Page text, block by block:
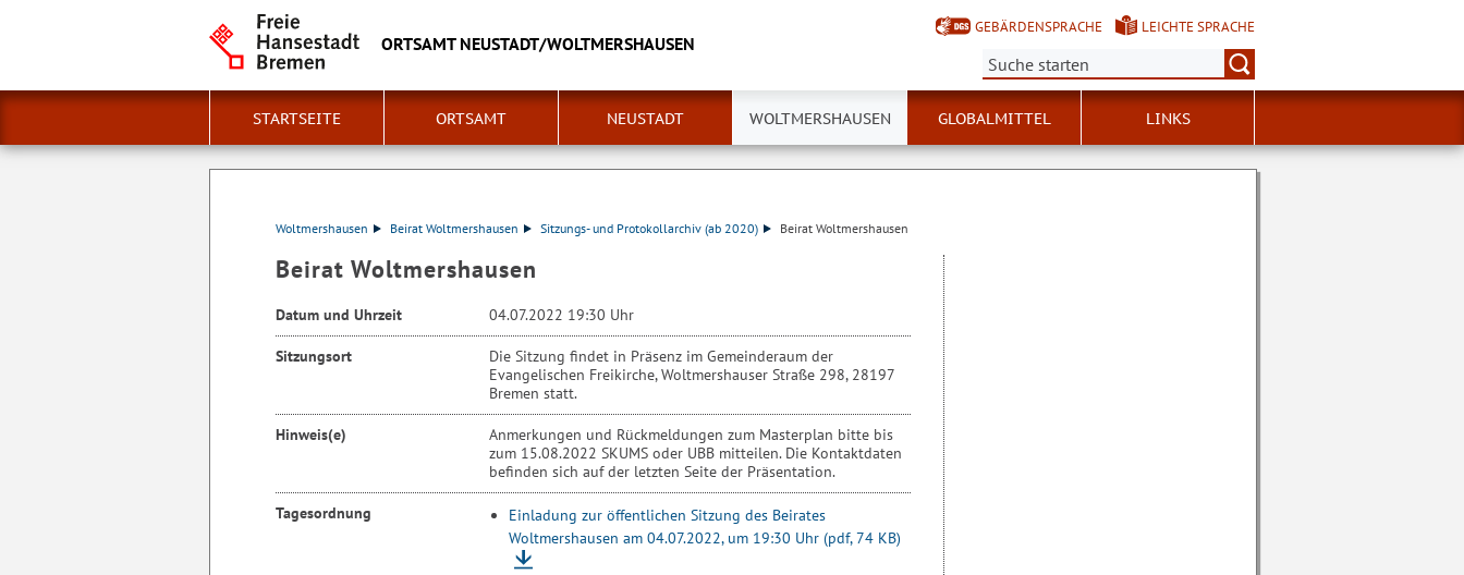
ORTSAMT NEUSTADT/WOLTMERSHAUSEN
GEBÄRDENSPRACHE
LEICHTE SPRACHE
Suche:
STARTSEITE ORTSAMT NEUSTADT WOLTMERSHAUSEN GLOBALMITTEL LINKS
Woltmershausen Beirat Woltmershausen Sitzungs- und Protokollarchiv (ab 2020) Beirat Woltmershausen
Beirat Woltmershausen
Datum und Uhrzeit 04.07.2022 19:30 Uhr
Sitzungsort
Die Sitzung findet in Präsenz im Gemeinderaum der
Evangelischen Freikirche, Woltmershauser Straße 298, 28197
Bremen statt.
Hinweis(e)
Anmerkungen und Rückmeldungen zum Masterplan bitte bis
zum 15.08.2022 SKUMS oder UBB mitteilen. Die Kontaktdaten
befinden sich auf der letzten Seite der Präsentation.
Tagesordnung
Einladung zur öffentlichen Sitzung des Beirates
Woltmershausen am 04.07.2022, um 19:30 Uhr (pdf, 74 KB)